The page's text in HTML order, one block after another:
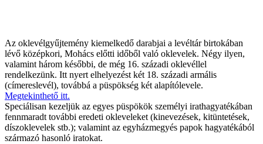
Az oklevélgyűjtemény kiemelkedő darabjai a levéltár birtokában
lévő középkori, Mohács előtti időből való oklevelek. Négy ilyen,
valamint három későbbi, de még 16. századi oklevéllel
rendelkezünk. Itt nyert elhelyezést két 18. századi armális
(címereslevél), továbbá a püspökség két alapítólevele.
Megtekinthető itt.
Speciálisan kezeljük az egyes püspökök személyi irathagyatékában
fennmaradt további eredeti okleveleket (kinevezések, kitüntetések,
díszoklevelek stb.); valamint az egyházmegyés papok hagyatékából
származó hasonló iratokat.